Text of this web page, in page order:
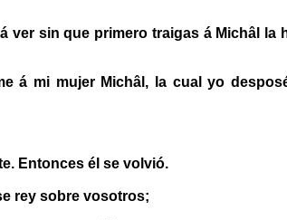
ver sin que primero traigas á Michâl la
á mi mujer Michâl, la cual yo
Entonces él se volvió.
rey sobre vosotros;